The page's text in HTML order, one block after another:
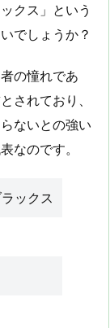
クス」という
でしょうか？
の憧れであ
されており、
ないとの強い
なのです。
ックス